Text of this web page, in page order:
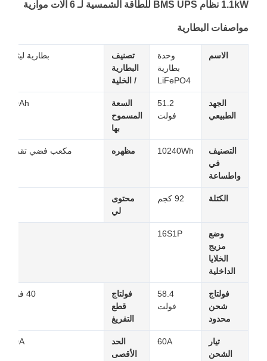
1.1kW نظام BMS UPS للطاقة الشمسية لـ 6 آلات موازية
مواصفات البطارية
الاسم
وحدة
بطارية
LiFePO4
تصنيف
البطارية
/ الخلية
بطارية ليثيون
الجهد
الطبيعي
51.2
فولت
السعة
المسموح
بها
200Ah
التصنيف
في
واطساعة
10240Wh مظهره مكعب فضي تقريب
الكتلة 92 كجم
محتوى
لي
وضع
مزيج
الخلايا
الداخلية
16S1P
فولتاج
شحن
محدود
58.4
فولت
فولتاج
قطع
التفريغ
40 فولت
تيار
الشحن
60A
الحد
الأقصى
150A